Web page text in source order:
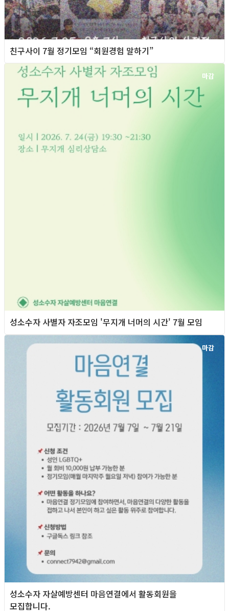
친구사이 7월 정기모임 “회원경험 말하기”
마감
성소수자 사별자 자조모임 '무지개 너머의 시간' 7월 모임
마감
성소수자 자살예방센터 마음연결에서 활동회원을
모집합니다.